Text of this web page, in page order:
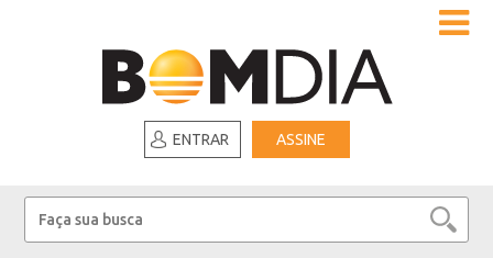
ENTRAR ASSINE